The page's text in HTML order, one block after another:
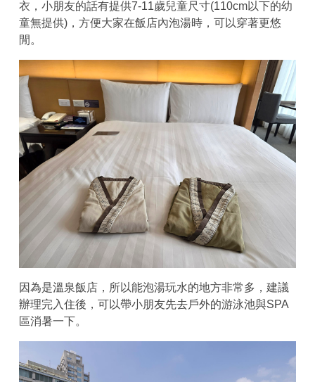
衣，小朋友的話有提供7-11歲兒童尺寸(110cm以下的幼
童無提供)，方便大家在飯店內泡湯時，可以穿著更悠
閒。
因為是溫泉飯店，所以能泡湯玩水的地方非常多，建議
辦理完入住後，可以帶小朋友先去戶外的游泳池與SPA
區消暑一下。